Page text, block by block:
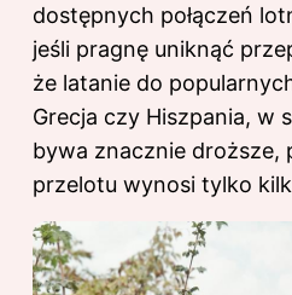
dostępnych połączeń
jeśli pragnę uniknąć
że latanie do
Grecja czy Hiszpania, w
bywa znacznie droższe,
przelotu wynosi tylko